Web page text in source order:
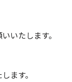
いたします。
ます。